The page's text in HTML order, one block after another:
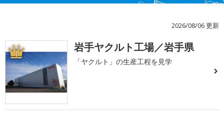
2026/08/06 更新
1 岩手ヤクルト工場／岩手県
「ヤクルト」の生産工程を見学